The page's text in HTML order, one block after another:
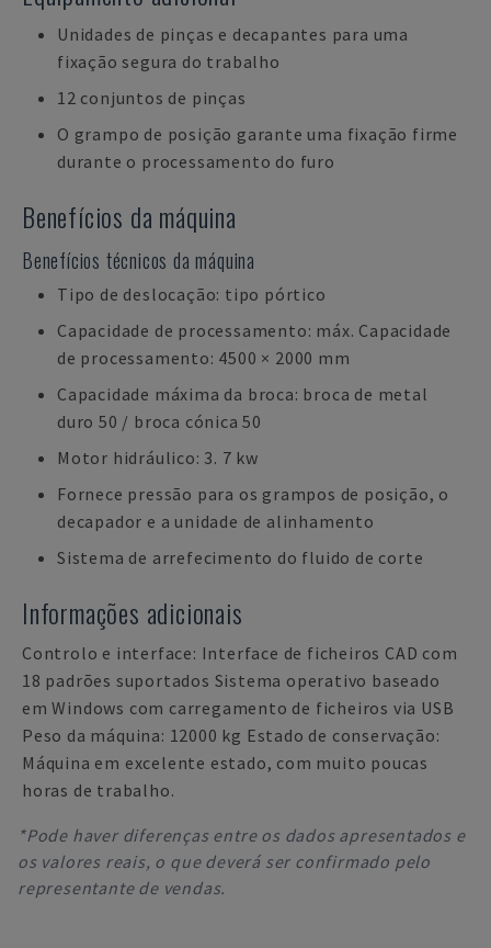
Unidades de pinças e decapantes para uma
fixação segura do trabalho
12 conjuntos de pinças
O grampo de posição garante uma fixação firme
durante o processamento do furo
Benefícios da máquina
Benefícios técnicos da máquina
Tipo de deslocação: tipo pórtico
Capacidade de processamento: máx. Capacidade
de processamento: 4500 × 2000 mm
Capacidade máxima da broca: broca de metal
duro 50 / broca cónica 50
Motor hidráulico: 3. 7 kw
Fornece pressão para os grampos de posição, o
decapador e a unidade de alinhamento
Sistema de arrefecimento do fluido de corte
Informações adicionais
Controlo e interface: Interface de ficheiros CAD com
18 padrões suportados Sistema operativo baseado
em Windows com carregamento de ficheiros via USB
Peso da máquina: 12000 kg Estado de conservação:
Máquina em excelente estado, com muito poucas
horas de trabalho.
*Pode haver diferenças entre os dados apresentados e
os valores reais, o que deverá ser confirmado pelo
representante de vendas.